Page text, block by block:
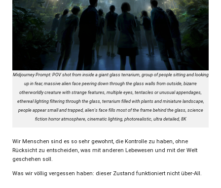
Midjourney Prompt: POV shot from inside a giant glass terrarium, group of people sitting and looking
up in fear, massive alien face peering down through the glass walls from outside, bizarre
otherworldly creature with strange features, multiple eyes, tentacles or unusual appendages,
ethereal lighting filtering through the glass, terrarium filled with plants and miniature landscape,
people appear small and trapped, alien's face fills most of the frame behind the glass, science
fiction horror atmosphere, cinematic lighting, photorealistic, ultra detailed, 8K
Wir Menschen sind es so sehr gewohnt, die Kontrolle zu haben, ohne
Rücksicht zu entscheiden, was mit anderen Lebewesen und mit der Welt
geschehen soll.
Was wir völlig vergessen haben: dieser Zustand funktioniert nicht über-All.